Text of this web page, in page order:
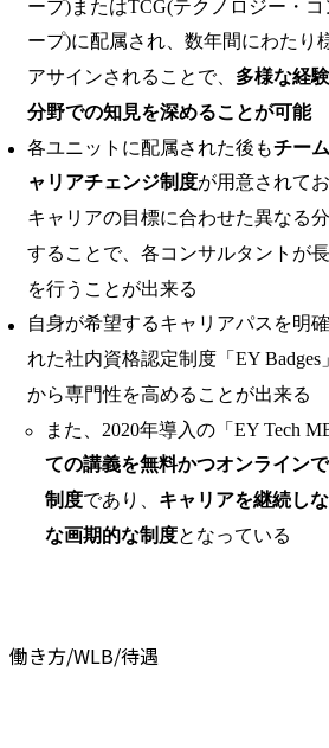
ープ)またはTCG(テクノロジー・
ープ)に配属され、数年間にわたり
アサインされることで、 多様な経
分野での知見を深めることが可能
各ユニットに配属された後もチー
ャリアチェンジ制度が用意されて
キャリアの目標に合わせた異なる
することで、各コンサルタントが
を行うことが出来る
自身が希望するキャリアパスを明
れた社内資格認定制度「EY
から専門性を高めることが出来る
また、2020年導入の「EY Tech
ての講義を無料かつオンライン
制度であり、 キャリアを継続し
な画期的な制度となっている
働き方/WLB/待遇